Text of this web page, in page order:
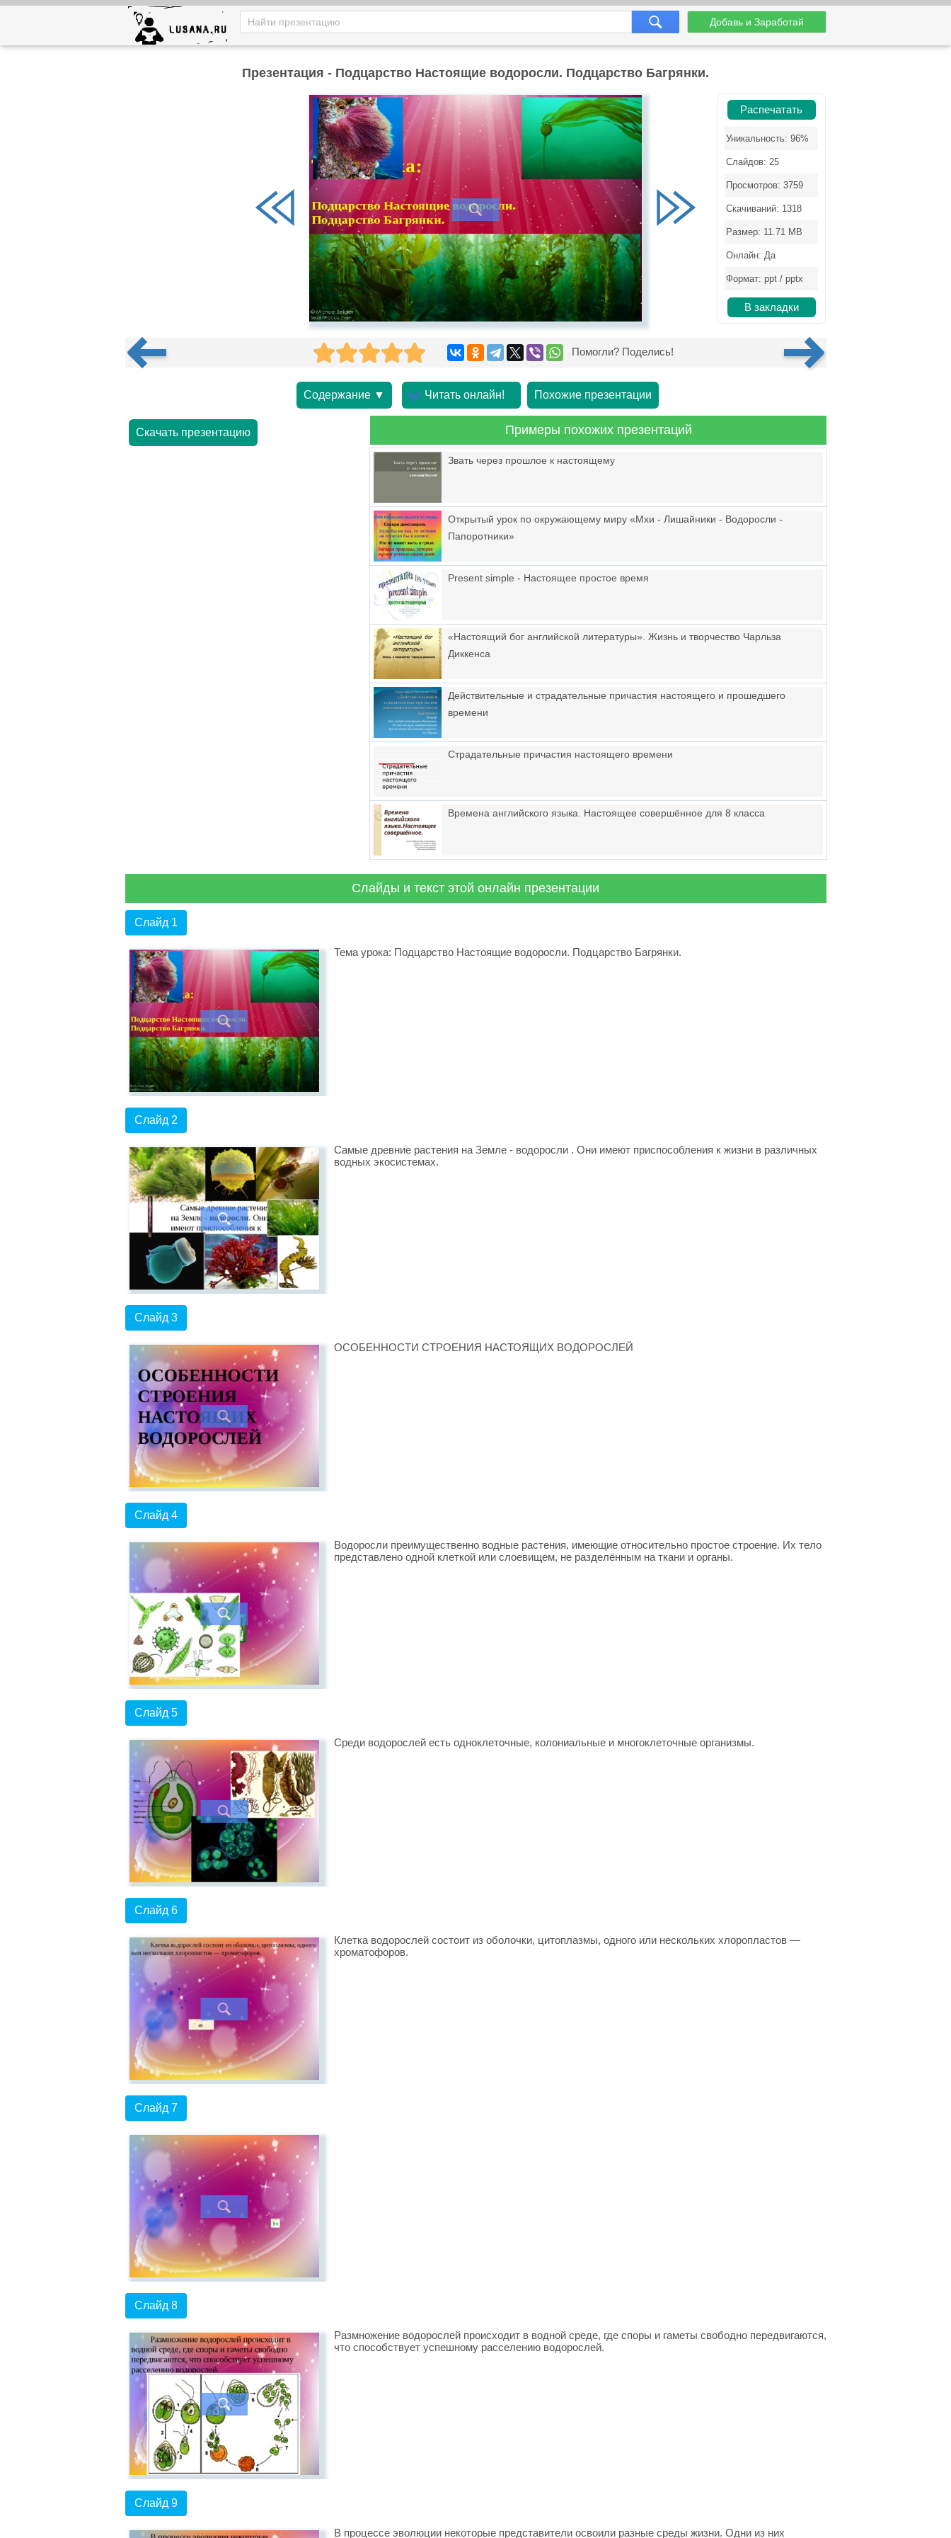
Добавь и Заработай
Презентация - Подцарство Настоящие водоросли. Подцарство Багрянки.
Распечатать
Уникальность: 96%
Слайдов: 25
Просмотров: 3759
Скачиваний: 1318
Размер: 11.71 MB
Онлайн: Да
Формат: ppt / pptx
В закладки
Помогли? Поделись!
Содержание ▼ Читать онлайн! Похожие презентации
Скачать презентацию Примеры похожих презентаций
Звать через прошлое к настоящему
Открытый урок по окружающему миру «Мхи - Лишайники - Водоросли -
Папоротники»
Present simple - Настоящее простое время
«Настоящий бог английской литературы». Жизнь и творчество Чарльза
Диккенса
Действительные и страдательные причастия настоящего и прошедшего
времени
Страдательные причастия настоящего времени
Времена английского языка. Настоящее совершённое для 8 класса
Слайды и текст этой онлайн презентации
Слайд 1
Тема урока: Подцарство Настоящие водоросли. Подцарство Багрянки.
Слайд 2
Самые древние растения на Земле - водоросли . Они имеют приспособления к жизни в различных
водных экосистемах.
Слайд 3
ОСОБЕННОСТИ СТРОЕНИЯ НАСТОЯЩИХ ВОДОРОСЛЕЙ
Слайд 4
Водоросли преимущественно водные растения, имеющие относительно простое строение. Их тело
представлено одной клеткой или слоевищем, не разделённым на ткани и органы.
Слайд 5
Среди водорослей есть одноклеточные, колониальные и многоклеточные организмы.
Слайд 6
Клетка водорослей состоит из оболочки, цитоплазмы, одного или нескольких хлоропластов —
хроматофоров.
Слайд 7
Слайд 8
Размножение водорослей происходит в водной среде, где споры и гаметы свободно передвигаются,
что способствует успешному расселению водорослей.
Слайд 9
В процессе эволюции некоторые представители освоили разные среды жизни. Одни из них